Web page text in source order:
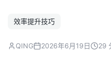
效率提升技巧
QING 2026年6月19日 29